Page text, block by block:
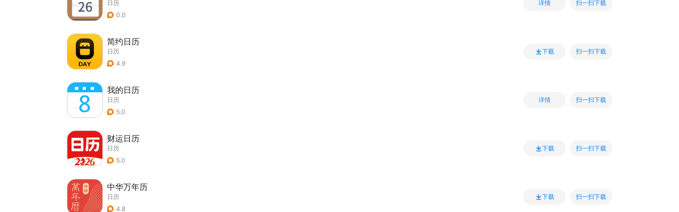
日历
0.0
详情 扫一扫下载
简约日历
日历
4.9
下载 扫一扫下载
我的日历
日历
5.0
详情 扫一扫下载
财运日历
日历
5.0
下载 扫一扫下载
中华万年历
日历
4.8
下载 扫一扫下载